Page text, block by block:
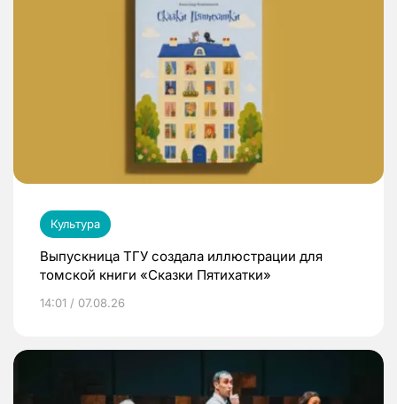
Культура
Выпускница ТГУ создала иллюстрации для
томской книги «Сказки Пятихатки»
14:01 / 07.08.26